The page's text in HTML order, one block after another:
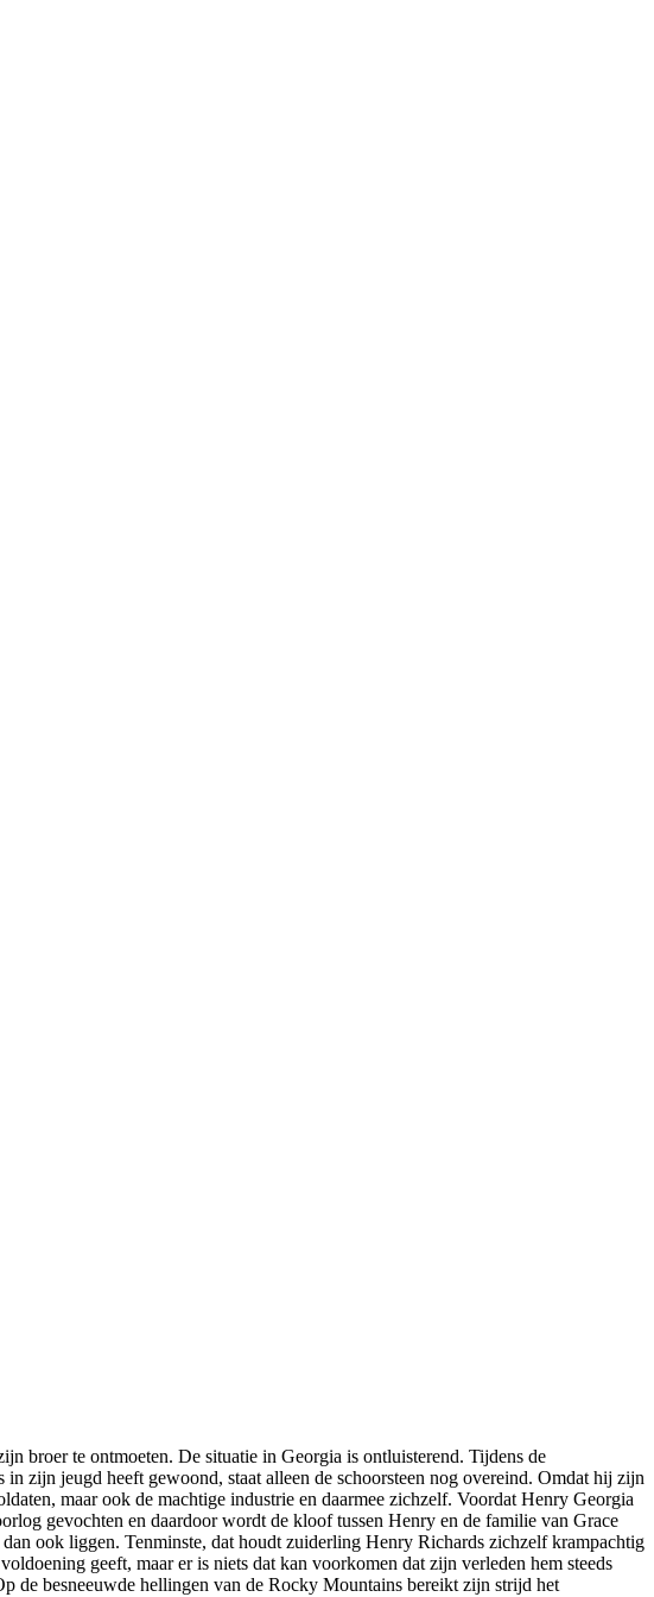
broer te ontmoeten. De situatie in Georgia is ontluisterend. Tijdens de
zijn jeugd heeft gewoond, staat alleen de schoorsteen nog overeind. Omdat hij zijn
maar ook de machtige industrie en daarmee zichzelf. Voordat Henry Georgia
gevochten en daardoor wordt de kloof tussen Henry en de familie van Grace
ook liggen. Tenminste, dat houdt zuiderling Henry Richards zichzelf krampachtig
geeft, maar er is niets dat kan voorkomen dat zijn verleden hem steeds
de besneeuwde hellingen van de Rocky Mountains bereikt zijn strijd het